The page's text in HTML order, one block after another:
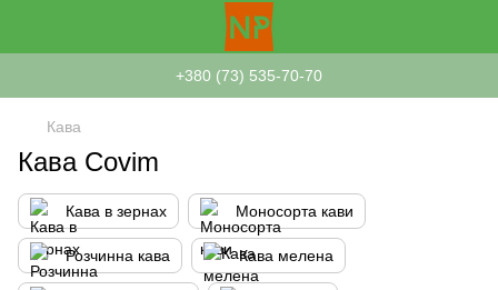
+380 (73) 535-70-70
Кава
Кава Covim
Кава в зернах Моносорта кави
Розчинна кава Кава мелена